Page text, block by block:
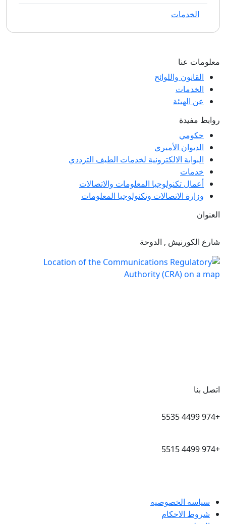
الخدمات
معلومات عنا
القانون واللوائح
الخدمات
عن الهيئة
روابط مفيدة
حكومي
الديوان الأميري
البوابة الالكترونية لخدمات الطيف الترددي
خدمات
أعمال تكنولوجيا المعلومات والاتصالات
وزارة الاتصالات وتكنولوجيا المعلومات
العنوان
شارع الكورنيش , الدوحة
اتصل بنا
+974 4499 5535
+974 4499 5515
سياسه الخصوصيه
شروط الاحكام